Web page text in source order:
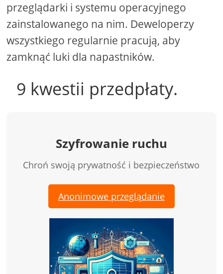
przeglądarki i systemu operacyjnego
zainstalowanego na nim. Deweloperzy
wszystkiego regularnie pracują, aby
zamknąć luki dla napastników.
9 kwestii przedpłaty.
Szyfrowanie ruchu
Chroń swoją prywatność i bezpieczeństwo
Anonimowe przeglądanie